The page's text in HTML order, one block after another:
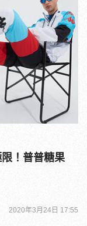
！普普糖果
2020年3月24日 17:55